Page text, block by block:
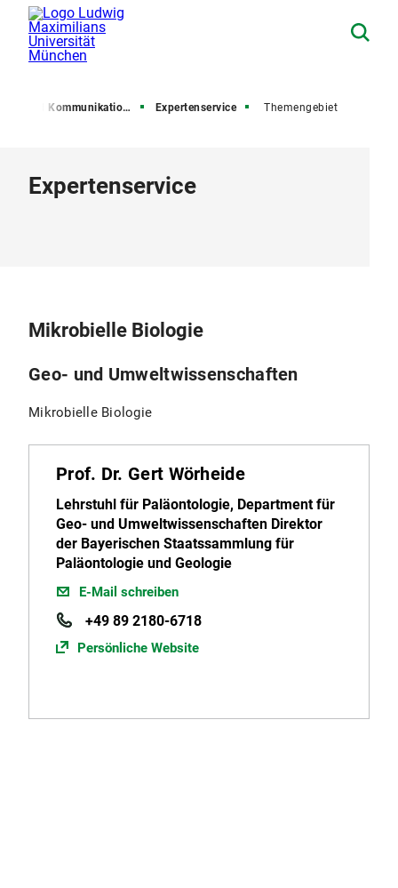
und Kommunikation (PuK) Expertenservice Themengebiet
Expertenservice
Mikrobielle Biologie
Geo- und Umweltwissenschaften
Mikrobielle Biologie
Prof. Dr. Gert Wörheide
Lehrstuhl für Paläontologie, Department für
Geo- und Umweltwissenschaften Direktor
der Bayerischen Staatssammlung für
Paläontologie und Geologie
E-Mail schreiben
+49 89 2180-6718
Persönliche Website